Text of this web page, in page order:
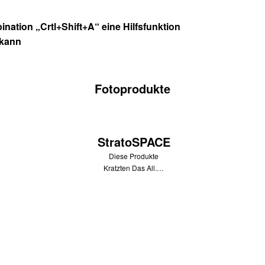
„Crtl+Shift+A“ eine Hilfsfunktion
Fotoprodukte
StratoSPACE
Diese Produkte
Kratzten Das All.…